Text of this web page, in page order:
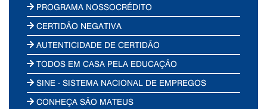
PROGRAMA NOSSOCRÉDITO
CERTIDÃO NEGATIVA
AUTENTICIDADE DE CERTIDÃO
TODOS EM CASA PELA EDUCAÇÃO
SINE - SISTEMA NACIONAL DE EMPREGOS
CONHEÇA SÃO MATEUS